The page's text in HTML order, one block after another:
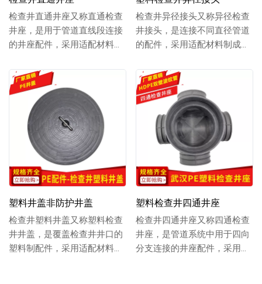
检查井直通井座又称直通检查
井座，是用于管道直线段连接
的井座配件，采用适配材料制
实现管道直线贯通...
检查井异径接头又称异径检查
井接头，是连接不同直径管道
的配件，采用适配材料制成，
同规格管道的顺畅...
塑料井盖非防护井盖
检查井塑料井盖又称塑料检查
井井盖，是覆盖检查井井口的
塑料制配件，采用适配材料制
塑料检查井四通井座
检查井四通井座又称四通检查
井座，是管道系统中用于四向
分支连接的井座配件，采用适